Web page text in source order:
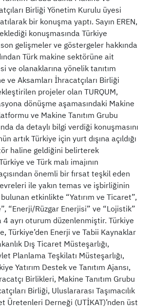
Birliği Yönetim Kurulu üyesi
bir konuşma yaptı. Sayın EREN,
konuşmasında Türkiye
gelişmeler ve göstergeler hakkında
Türk makine sektörüne ait
ve olanaklarına yönelik tanıtım
ve Aksamları İhracatçıları Birliği
projeler olan TURQUM,
dönüşme aşamasındaki Makine
ve Makine Tanıtım Grubu
da detaylı bilgi verdiği konuşmasını
artık Türkiye için yurt dışına açıldığı
haline geldiğini belirterek
ve Türk malı imajının
önemli bir fırsat teşkil eden
ile yakın temas ve işbirliğinin
etkinlikte “Yatırım ve Ticaret”,
“Enerji/Rüzgar Enerjisi” ve “Lojistik”
4 ayrı oturum düzenlenmiştir. Türkiye
Türkiye’den Enerji ve Tabii Kaynaklar
Dış Ticaret Müsteşarlığı,
Planlama Teşkilatı Müsteşarlığı,
Yatırım Destek ve Tanıtım Ajansı,
Birlikleri, Makine Tanıtım Grubu
Birliği, Uluslararası Taşımacılık
Üretenleri Derneği (UTİKAT)’nden üst